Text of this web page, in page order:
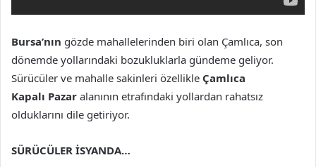
Bursa’nın gözde mahallelerinden biri olan Çamlıca, son
dönemde yollarındaki bozukluklarla gündeme geliyor.
Sürücüler ve mahalle sakinleri özellikle Çamlıca
Kapalı Pazar alanının etrafındaki yollardan rahatsız
olduklarını dile getiriyor.
SÜRÜCÜLER İSYANDA…